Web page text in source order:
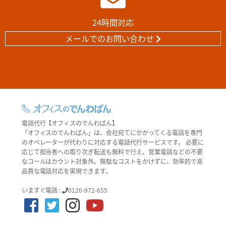
24時間対応
メールでのお問い合わせ
電話代行【オフィスのでんわばん】
「オフィスのでんわばん」は、会社宛てにかかってくる電話を専門
のオペレーターが代わりに対応する電話代行サービスです。 必要に
応じて担当者への取り次ぎ転送も無料で行え、営業電話などの不要
なコールはカウント対象外。無駄なコストをかけずに、効率的で高
品質な電話対応を実現できます。
いますぐ電話 : 0120-972-655